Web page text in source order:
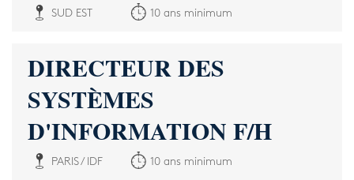
SUD EST 10 ans minimum
DIRECTEUR DES
SYSTÈMES
D'INFORMATION F/H
PARIS / IDF 10 ans minimum